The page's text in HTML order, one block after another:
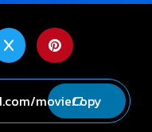
Copy